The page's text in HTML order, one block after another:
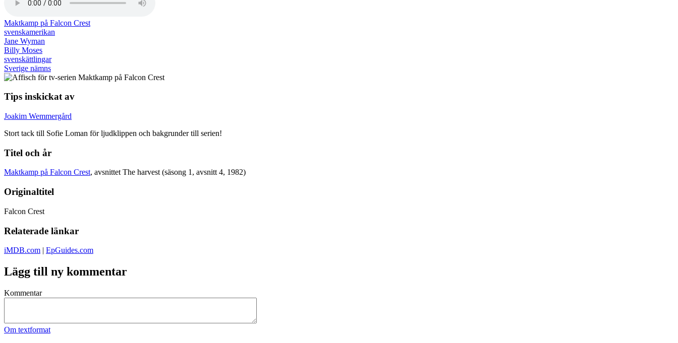
Maktkamp på Falcon Crest
svenskamerikan
Jane Wyman
Billy Moses
svenskättlingar
Sverige nämns
Tips inskickat av
Joakim Wemmergård
Stort tack till Sofie Loman för ljudklippen och bakgrunder till serien!
Titel och år
Maktkamp på Falcon Crest, avsnittet The harvest (säsong 1, avsnitt 4, 1982)
Originaltitel
Falcon Crest
Relaterade länkar
iMDB.com | EpGuides.com
Lägg till ny kommentar
Kommentar
Om textformat